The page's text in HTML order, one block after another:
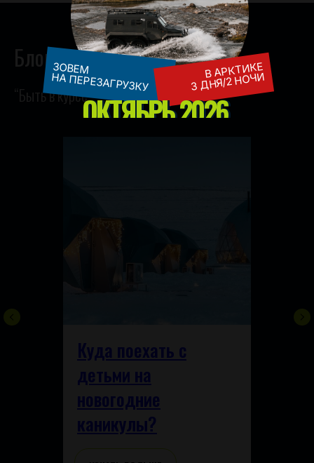
Блог
“Быть в курсе”
Куда поехать с
детьми на
новогодние
каникулы?
ЗОВЕМ
НА ПЕРЕЗАГРУЗКУ
В АРКТИКЕ
3 ДНЯ/2 НОЧИ
ОКТЯБРЬ 2026